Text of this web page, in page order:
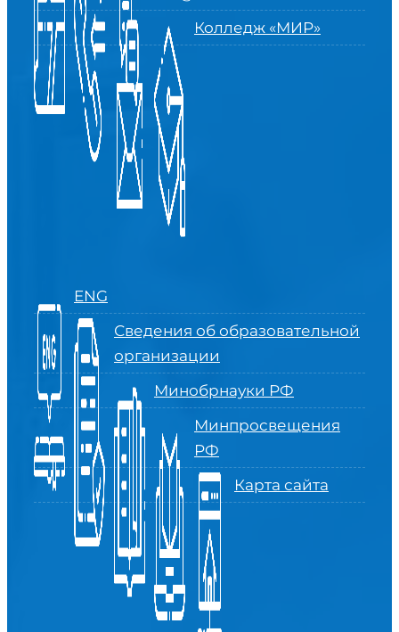
Колледж «МИР»
ENG
Сведения об образовательной
организации
Минобрнауки РФ
Минпросвещения
РФ
Карта сайта